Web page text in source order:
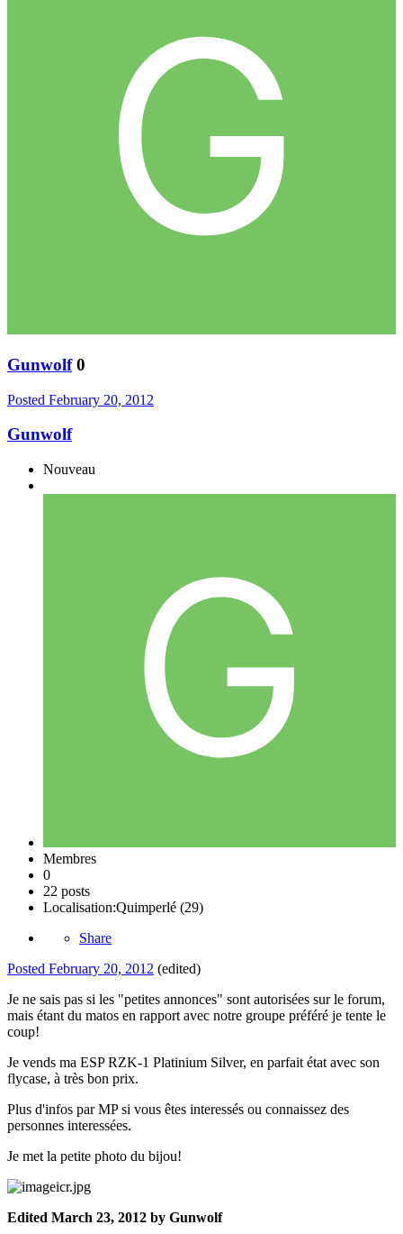
Gunwolf 0
Posted February 20, 2012
Gunwolf
Nouveau
Membres
0
22 posts
Localisation:Quimperlé (29)
Share
Posted February 20, 2012 (edited)
Je ne sais pas si les "petites annonces" sont autorisées sur le forum,
mais étant du matos en rapport avec notre groupe préféré je tente le
coup!
Je vends ma ESP RZK-1 Platinium Silver, en parfait état avec son
flycase, à très bon prix.
Plus d'infos par MP si vous êtes interessés ou connaissez des
personnes interessées.
Je met la petite photo du bijou!
Edited March 23, 2012 by Gunwolf